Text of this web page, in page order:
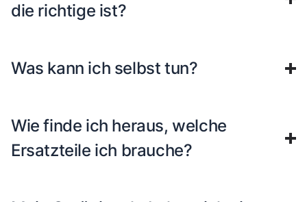
die richtige ist?
Was kann ich selbst tun?
Wie finde ich heraus, welche
Ersatzteile ich brauche?